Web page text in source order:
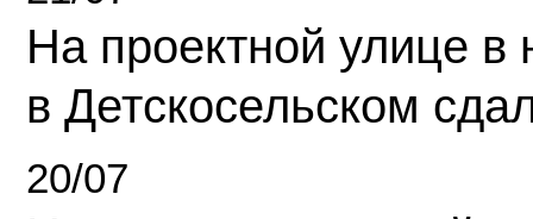
На проектной улице
в Детскосельском
20/07